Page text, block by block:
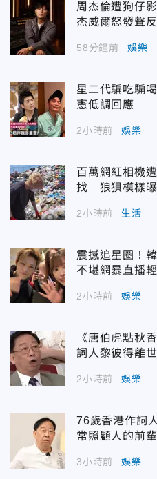
周杰倫遭狗仔
杰威爾怒發聲
58分鐘前 娛樂
星二代騙吃騙
憲低調回應
2小時前 娛樂
百萬網紅相機
找 狼狽模樣
2小時前 生活
震撼追星圈！
不堪網暴直播
2小時前 娛樂
《唐伯虎點秋
詞人黎彼得離
2小時前 娛樂
76歲香港作詞
常照顧人的前輩
3小時前 娛樂